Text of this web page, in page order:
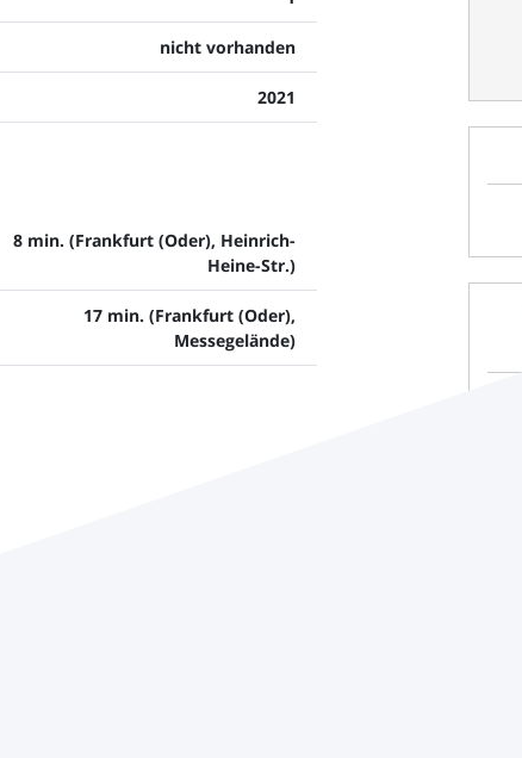
nicht vorhanden
2021
8 min. (Frankfurt (Oder), Heinrich-
Heine-Str.)
17 min. (Frankfurt (Oder),
Messegelände)